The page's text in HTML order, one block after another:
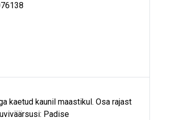
kaetud kaunil maastikul. Osa rajast
Padise